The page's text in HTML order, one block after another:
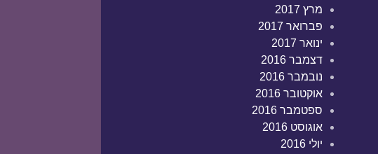
מרץ 2017
פברואר 2017
ינואר 2017
דצמבר 2016
נובמבר 2016
אוקטובר 2016
ספטמבר 2016
אוגוסט 2016
יולי 2016